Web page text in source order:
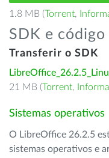
1.8 MB (Torrent,
SDK e
Transferir o SDK
21 MB (Torrent,
Sistemas operativos
O LibreOffice 26.2.5
sistemas operativos e